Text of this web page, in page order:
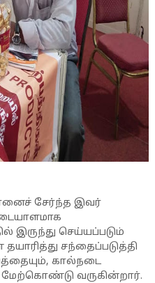
சேர்ந்த இவர்
இருந்து செய்யப்படும்
சந்தைப்படுத்தி
கால்நடை
வருகின்றார்.